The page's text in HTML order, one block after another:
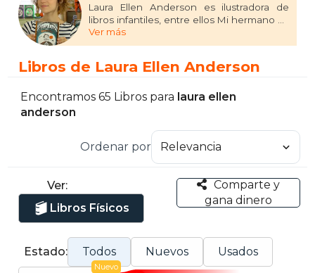
Laura Ellen Anderson es ilustradora de
libros infantiles, entre ellos Mi hermano es
un superhéroe. También es la autora e
ilustradora de la novela gráfica Evil Emperor
Ver más
Libros de Laura Ellen Anderson
Encontramos 65 Libros para laura ellen
anderson
Ordenar por
Ver:
Libros Físicos
Comparte y
gana dinero
Estado: Todos Nuevos Usados
Nuevo